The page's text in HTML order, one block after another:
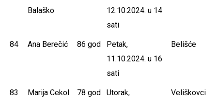
Balaško
12.10.2024. u 14
sati
84 Ana Berečić 86 god
Petak,
11.10.2024. u 16
sati
Belišće
83 Marija Cekol 78 god
Utorak,
Veliškovci